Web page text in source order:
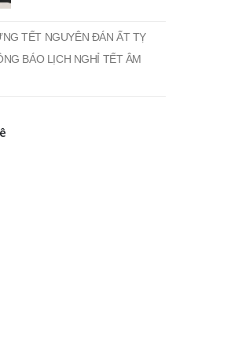
TẾT NGUYÊN ĐÁN ẤT TỴ
BÁO LỊCH NGHỈ TẾT ÂM